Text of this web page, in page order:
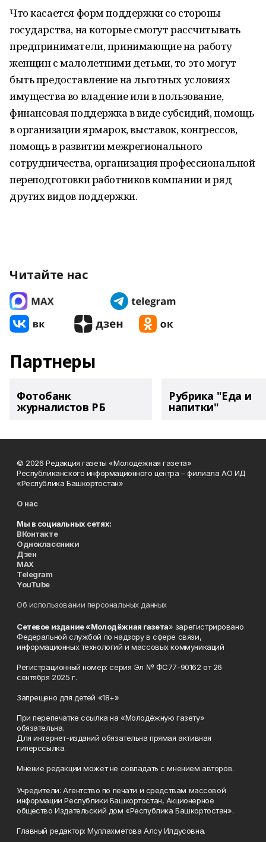
Что касается форм поддержки со стороны
государства, на которые смогут рассчитывать
предприниматели, принимающие на работу
женщин с малолетними детьми, то это могут
быть предоставление на льготных условиях
имущества во владение или в пользование,
финансовая поддержка в виде субсидий, помощь
в организации ярмарок, выставок, конгрессов,
помощь в развитии межрегионального
сотрудничества, организация профессиональной
переподготовки работников компании и ряд
других видов поддержки.
Читайте нас
Партнеры
Фотобанк
журналистов РБ
Рубрика "Еда и
напитки"
© 2026 Редакция газеты «Молодёжная газета»
Республиканского информационного центра – филиала АО ИД
«Республика Башкортостан»
О нас
Мы в социальных сетях:
ВКонтакте
Одноклассники
Дзен
MAX
Telegram
YouTube
Об использовании персональных данных
Сетевое издание «Молодёжная газета» зарегистрировано
Федеральной службой по надзору в сфере связи,
информационных технологий и массовых коммуникаций
Регистрационный номер: серия Эл № ФС77-90162 от 26
сентября 2025 г.
Запрещено для детей «18+»
При перепечатке ссылка на «Молодёжную газету»
обязательна.
Для интернет-изданий обязательна прямая активная
гиперссылка.
Мнение редакции может не совпадать с мнением авторов.
Учредители: Агентство по печати и средствам массовой
информации Республики Башкортостан, Акционерное
общество Издательский дом «Республика Башкортостан».
Главный редактор: Муллахметова Алсу Илдусовна.